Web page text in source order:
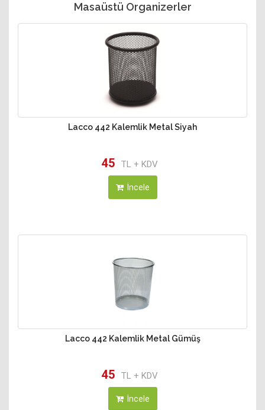
Masaüstü Organizerler
Lacco 442 Kalemlik Metal Siyah
45 TL + KDV
İncele
Lacco 442 Kalemlik Metal Gümüş
45 TL + KDV
İncele